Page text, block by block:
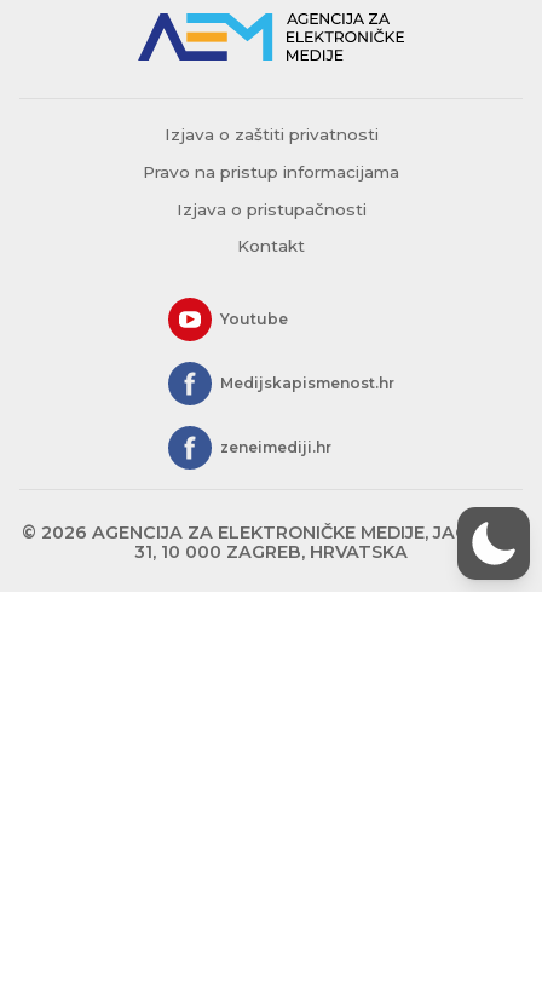
Izjava o zaštiti privatnosti
Pravo na pristup informacijama
Izjava o pristupačnosti
Kontakt
Youtube
Medijskapismenost.hr
zeneimediji.hr
© 2026 AGENCIJA ZA ELEKTRONIČKE MEDIJE, JAGIĆEVA
31, 10 000 ZAGREB, HRVATSKA